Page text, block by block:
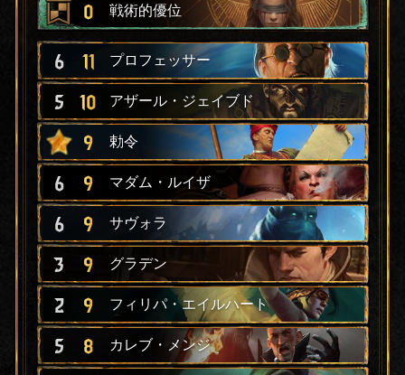
0 戦術的優位
6 11 プロフェッサー
5 10 アザール・ジェイブド
9 勅令
6 9 マダム・ルイザ
6 9 サヴォラ
3 9 グラデン
2 9 フィリパ・エイルハート
5 8 カレブ・メンジ